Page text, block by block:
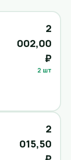
2
002,00
₽
2 шт
2
015,50